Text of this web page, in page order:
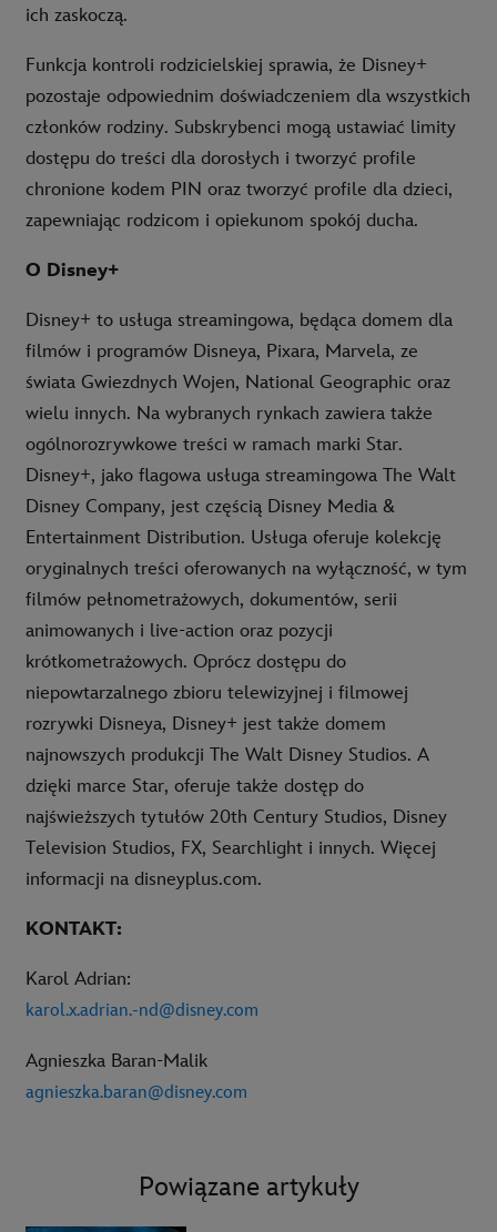
ich zaskoczą.
Funkcja kontroli rodzicielskiej sprawia, że Disney+
pozostaje odpowiednim doświadczeniem dla wszystkich
członków rodziny. Subskrybenci mogą ustawiać limity
dostępu do treści dla dorosłych i tworzyć profile
chronione kodem PIN oraz tworzyć profile dla dzieci,
zapewniając rodzicom i opiekunom spokój ducha.
O Disney+
Disney+ to usługa streamingowa, będąca domem dla
filmów i programów Disneya, Pixara, Marvela, ze
świata Gwiezdnych Wojen, National Geographic oraz
wielu innych. Na wybranych rynkach zawiera także
ogólnorozrywkowe treści w ramach marki Star.
Disney+, jako flagowa usługa streamingowa The Walt
Disney Company, jest częścią Disney Media &
Entertainment Distribution. Usługa oferuje kolekcję
oryginalnych treści oferowanych na wyłączność, w tym
filmów pełnometrażowych, dokumentów, serii
animowanych i live-action oraz pozycji
krótkometrażowych. Oprócz dostępu do
niepowtarzalnego zbioru telewizyjnej i filmowej
rozrywki Disneya, Disney+ jest także domem
najnowszych produkcji The Walt Disney Studios. A
dzięki marce Star, oferuje także dostęp do
najświeższych tytułów 20th Century Studios, Disney
Television Studios, FX, Searchlight i innych. Więcej
informacji na disneyplus.com.
KONTAKT:
Karol Adrian:
karol.x.adrian.-nd@disney.com
Agnieszka Baran-Malik
agnieszka.baran@disney.com
Powiązane artykuły